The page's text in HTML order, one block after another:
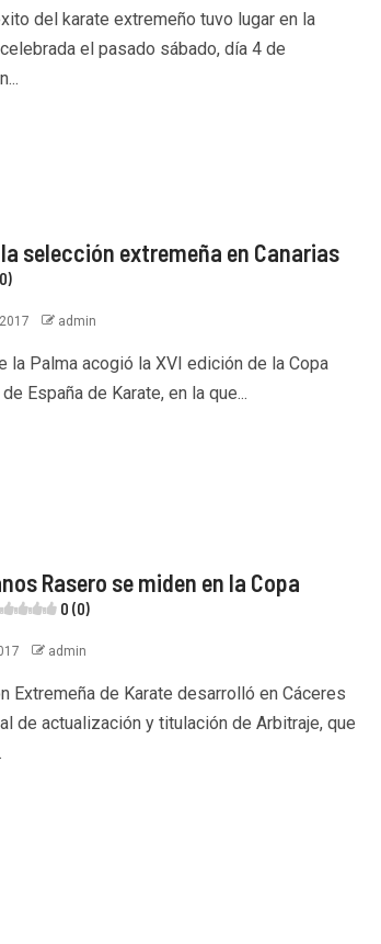
del karate extremeño tuvo lugar en la
el pasado sábado, día 4 de
selección extremeña en Canarias
admin
la Palma acogió la XVI edición de la Copa
España de Karate, en la que...
Rasero se miden en la Copa
0 (0)
admin
Extremeña de Karate desarrolló en Cáceres
de actualización y titulación de Arbitraje, que